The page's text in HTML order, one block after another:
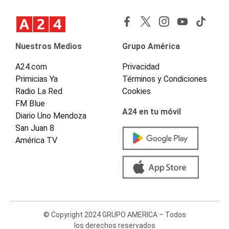
Nuestros Medios
A24.com
Primicias Ya
Radio La Red
FM Blue
Diario Uno Mendoza
San Juan 8
América TV
Grupo América
Privacidad
Términos y Condiciones
Cookies
A24 en tu móvil
© Copyright 2024 GRUPO AMERICA – Todos
los derechos reservados